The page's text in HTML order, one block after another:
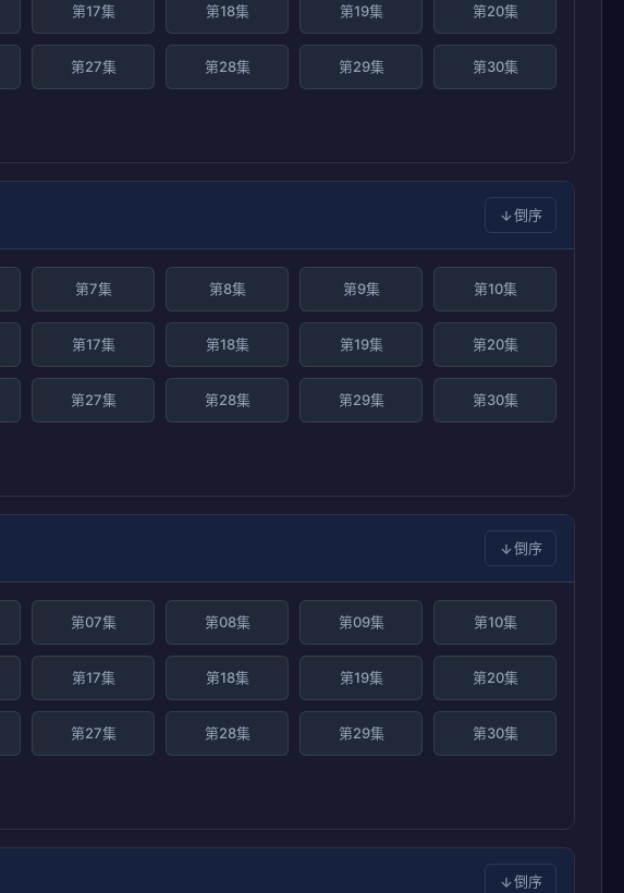
第17集 第18集 第19集 第20集
第27集 第28集 第29集 第30集
倒序
第7集 第8集 第9集 第10集
第17集 第18集 第19集 第20集
第27集 第28集 第29集 第30集
倒序
第07集 第08集 第09集 第10集
第17集 第18集 第19集 第20集
第27集 第28集 第29集 第30集
倒序